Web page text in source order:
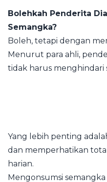
Bolehkah Penderita
Semangka?
Boleh, tetapi dengan
Menurut para ahli,
tidak harus menghindari
Yang lebih penting
dan memperhatikan
harian.
Mengonsumsi